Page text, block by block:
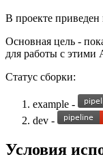
В проекте
Основная цель -
для работы с этими
Статус сборки:
example -
dev -
Условия